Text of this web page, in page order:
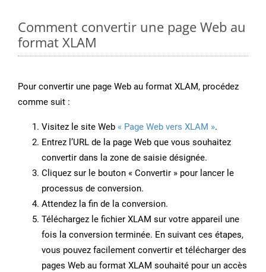
Comment convertir une page Web au
format XLAM
Pour convertir une page Web au format XLAM, procédez
comme suit :
Visitez le site Web « Page Web vers XLAM ».
Entrez l’URL de la page Web que vous souhaitez
convertir dans la zone de saisie désignée.
Cliquez sur le bouton « Convertir » pour lancer le
processus de conversion.
Attendez la fin de la conversion.
Téléchargez le fichier XLAM sur votre appareil une
fois la conversion terminée. En suivant ces étapes,
vous pouvez facilement convertir et télécharger des
pages Web au format XLAM souhaité pour un accès